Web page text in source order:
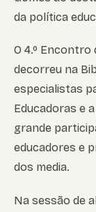
da política
O 4.º Encontro
decorreu na
especialistas
Educadoras e
grande
educadores e
dos media.
Na sessão de